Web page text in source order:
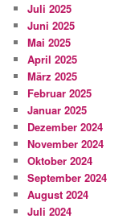
Juli 2025
Juni 2025
Mai 2025
April 2025
März 2025
Februar 2025
Januar 2025
Dezember 2024
November 2024
Oktober 2024
September 2024
August 2024
Juli 2024